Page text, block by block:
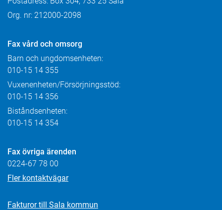
Org. nr: 212000-2098
Fax vård och omsorg
Barn och ungdomsenheten:
010-15 14 355
Vuxenenheten/Försörjningsstöd:
010-15 14 356
Biståndsenheten:
010-15 14 354
Fax övriga ärenden
0224-67 78 00
Fler kontaktvägar
Fakturor till Sala kommun